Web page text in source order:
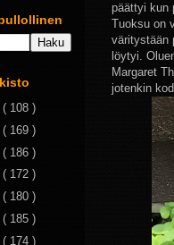
päättyi kun
Tuoksu on
väritystään
löytyi.
Margaret
jotenkin
( 108 )
( 169 )
( 186 )
( 172 )
( 180 )
( 185 )
( 174 )